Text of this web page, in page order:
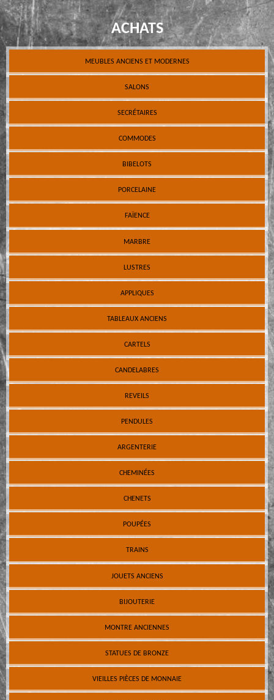
ACHATS
MEUBLES ANCIENS ET MODERNES
SALONS
SECRÉTAIRES
COMMODES
BIBELOTS
PORCELAINE
FAÏENCE
MARBRE
LUSTRES
APPLIQUES
TABLEAUX ANCIENS
CARTELS
CANDELABRES
REVEILS
PENDULES
ARGENTERIE
CHEMINÉES
CHENETS
POUPÉES
TRAINS
JOUETS ANCIENS
BIJOUTERIE
MONTRE ANCIENNES
STATUES DE BRONZE
VIEILLES PIÈCES DE MONNAIE